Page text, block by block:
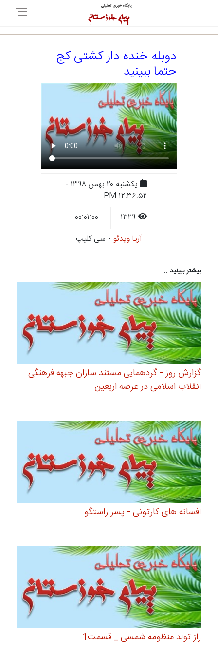
دوبله خنده دار کشتی کج
حتما ببینید
يکشنبه ۲۰ بهمن ۱۳۹۸ -
۱۲:۳۶:۵۲ PM
آریا ویدئو - سی کلیپ
بیشتر ببینید ...
گزارش روز - گردهمایی مستند سازان جبهه فرهنگی
انقلاب اسلامی در عرصه اربعین
افسانه های کارتونی - پسر راستگو
راز تولد منظومه شمسی _ قسمت1